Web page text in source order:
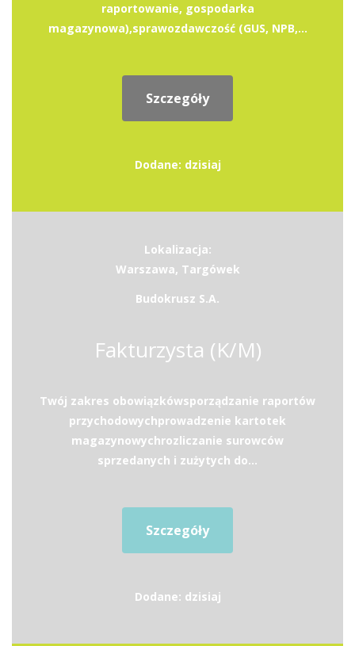
raportowanie, gospodarka
magazynowa),sprawozdawczość (GUS, NPB,...
Szczegóły
Dodane: dzisiaj
Lokalizacja:
Warszawa, Targówek
Budokrusz S.A.
Fakturzysta (K/M)
Twój zakres obowiązkówsporządzanie raportów
przychodowychprowadzenie kartotek
magazynowychrozliczanie surowców
sprzedanych i zużytych do...
Szczegóły
Dodane: dzisiaj